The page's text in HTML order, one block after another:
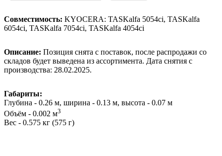
Совместимость: KYOCERA: TASKalfa 5054ci, TASKalfa
6054ci, TASKalfa 7054ci, TASKalfa 4054ci
Описание: Позиция снята с поставок, после распродажи со
складов будет выведена из ассортимента. Дата снятия с
производства: 28.02.2025.
Габариты:
Глубина - 0.26 м, ширина - 0.13 м, высота - 0.07 м
Объём - 0.002 м3
Вес - 0.575 кг (575 г)